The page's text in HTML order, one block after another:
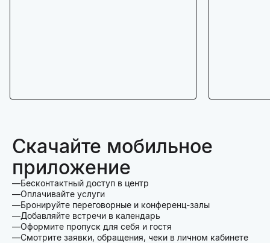
Скачайте мобильное
приложение
Бесконтактный доступ в центр
Оплачивайте услуги
Бронируйте переговорные и конференц-залы
Добавляйте встречи в календарь
Оформите пропуск для себя и гостя
Смотрите заявки, обращения, чеки в личном кабинете